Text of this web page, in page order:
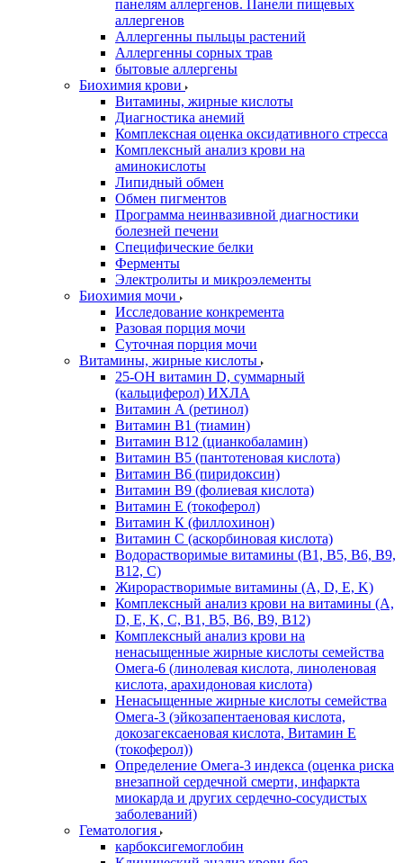
панелям аллергенов. Панели пищевых
аллергенов
Аллергенны пыльцы растений
Аллергенны сорных трав
бытовые аллергены
Биохимия крови
Витамины, жирные кислоты
Диагностика анемий
Комплексная оценка оксидативного стресса
Комплексный анализ крови на
аминокислоты
Липидный обмен
Обмен пигментов
Программа неинвазивной диагностики
болезней печени
Специфические белки
Ферменты
Электролиты и микроэлементы
Биохимия мочи
Исследование конкремента
Разовая порция мочи
Суточная порция мочи
Витамины, жирные кислоты
25-OH витамин D, суммарный
(кальциферол) ИХЛА
Витамин А (ретинол)
Витамин В1 (тиамин)
Витамин В12 (цианкобаламин)
Витамин В5 (пантотеновая кислота)
Витамин В6 (пиридоксин)
Витамин В9 (фолиевая кислота)
Витамин Е (токоферол)
Витамин К (филлохинон)
Витамин С (аскорбиновая кислота)
Водорастворимые витамины (B1, B5, B6, В9,
В12, С)
Жирорастворимые витамины (A, D, E, K)
Комплексный анализ крови на витамины (A,
D, E, K, C, B1, B5, B6, В9, B12)
Комплексный анализ крови на
ненасыщенные жирные кислоты семейства
Омега-6 (линолевая кислота, линоленовая
кислота, арахидоновая кислота)
Ненасыщенные жирные кислоты семейства
Омега-3 (эйкозапентаеновая кислота,
докозагексаеновая кислота, Витамин E
(токоферол))
Определение Омега-3 индекса (оценка риска
внезапной сердечной смерти, инфаркта
миокарда и других сердечно-сосудистых
заболеваний)
Гематология
карбоксигемоглобин